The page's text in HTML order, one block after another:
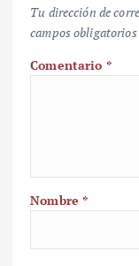
Tu dirección de
campos
Comentario *
Nombre*